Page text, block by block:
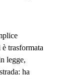
trasformata
legge,
ha